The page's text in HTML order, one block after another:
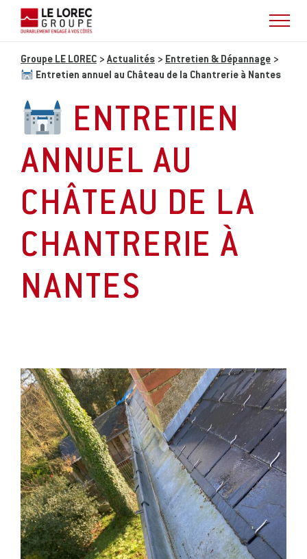
Groupe LE LOREC > Actualités > Entretien & Dépannage >
Entretien annuel au Château de la Chantrerie à Nantes
ENTRETIEN
ANNUEL AU
CHÂTEAU DE LA
CHANTRERIE À
NANTES